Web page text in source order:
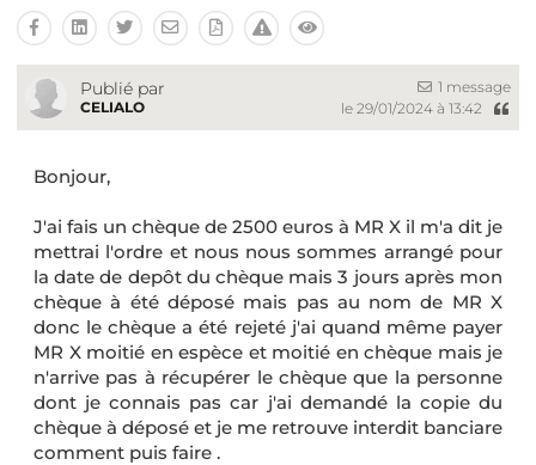
Publié par
CELIALO
1 message
le 29/01/2024 à 13:42
Bonjour,
J'ai fais un chèque de 2500 euros à MR X il m'a dit je
mettrai l'ordre et nous nous sommes arrangé pour
la date de depôt du chèque mais 3 jours après mon
chèque à été déposé mais pas au nom de MR X
donc le chèque a été rejeté j'ai quand même payer
MR X moitié en espèce et moitié en chèque mais je
n'arrive pas à récupérer le chèque que la personne
dont je connais pas car j'ai demandé la copie du
chèque à déposé et je me retrouve interdit banciare
comment puis faire .